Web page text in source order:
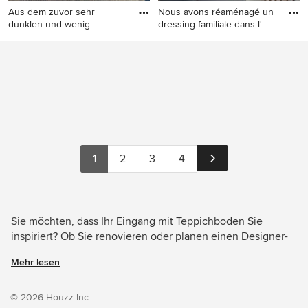
Aus dem zuvor sehr
dunklen und wenig
Nous avons réaménagé un
dressing familiale dans l'
1 2 3 4
Sie möchten, dass Ihr Eingang mit Teppichboden Sie
inspiriert? Ob Sie renovieren oder planen einen Designer-
Bilder der besten Designer, Inneneinrichter und
Interiør & Design und 株式会社 コンテンポラリーズ.
Mehr lesen
© 2026 Houzz Inc.